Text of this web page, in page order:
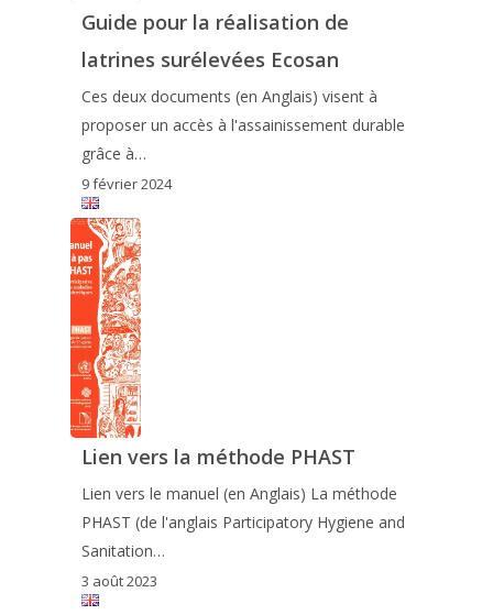
Guide pour la réalisation de
latrines surélevées Ecosan
Ces deux documents (en Anglais) visent à
proposer un accès à l'assainissement durable
grâce à…
9 février 2024
Lien vers la méthode PHAST
Lien vers le manuel (en Anglais) La méthode
PHAST (de l'anglais Participatory Hygiene and
Sanitation…
3 août 2023